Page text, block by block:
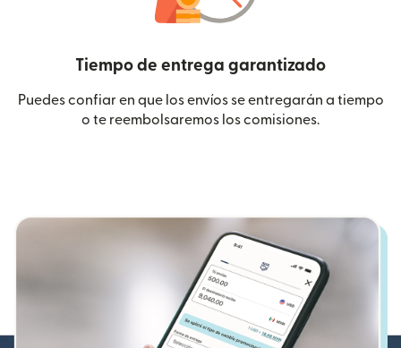
Tiempo de entrega garantizado
Puedes confiar en que los envíos se entregarán a tiempo
o te reembolsaremos los comisiones.